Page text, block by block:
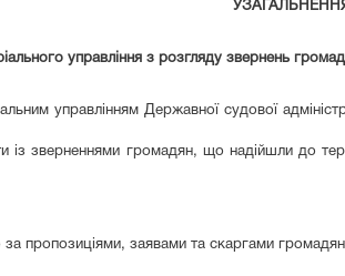
управління з розгляду звернень
Державної судової
із зверненнями громадян, що надійшли до
за пропозиціями, заявами та скаргами